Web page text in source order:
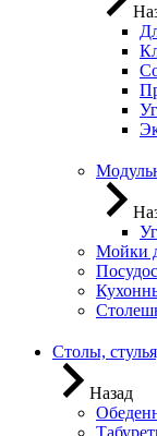
Мойки
Столы,
Назад